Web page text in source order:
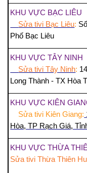
KHU VỰC BẠC LIÊU
Sửa tivi Bạc Liêu:
Phố Bạc Liêu
KHU VỰC TÂY NINH
Sửa tivi Tây Ninh:
Long Thành - TX Hòa
KHU VỰC KIÊN
Sửa tivi Kiên Giang:
Hòa, TP Rạch Giá,
KHU VỰC THỪA
Sửa tivi Thừa Thiên